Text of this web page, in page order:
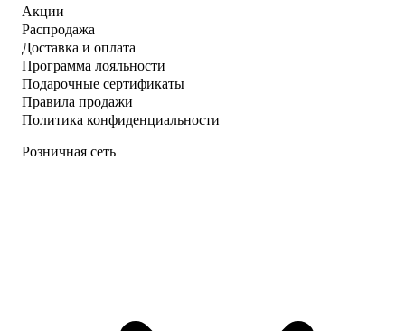
Акции
Распродажа
Доставка и оплата
Программа лояльности
Подарочные сертификаты
Правила продажи
Политика конфиденциальности
Розничная сеть